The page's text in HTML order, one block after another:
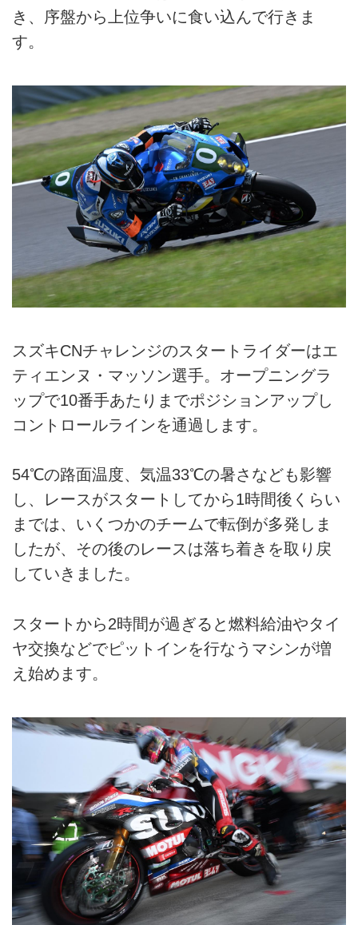
き、序盤から上位争いに食い込んで行きま
す。
スズキCNチャレンジのスタートライダーはエ
ティエンヌ・マッソン選手。オープニングラ
ップで10番手あたりまでポジションアップし
コントロールラインを通過します。
54℃の路面温度、気温33℃の暑さなども影響
し、レースがスタートしてから1時間後くらい
までは、いくつかのチームで転倒が多発しま
したが、その後のレースは落ち着きを取り戻
していきました。
スタートから2時間が過ぎると燃料給油やタイ
ヤ交換などでピットインを行なうマシンが増
え始めます。